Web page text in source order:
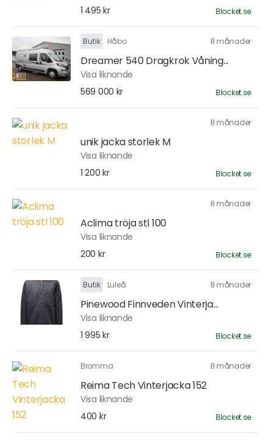
1 495 kr
Blocket.se
Butik Håbo 8 månader
Dreamer 540 Dragkrok Våning...
Visa liknande
569 000 kr
Blocket.se
8 månader
unik jacka storlek M
Visa liknande
1 200 kr
Blocket.se
8 månader
Aclima tröja stl 100
Visa liknande
200 kr
Blocket.se
Butik Luleå 8 månader
Pinewood Finnveden Vinterja...
Visa liknande
1 995 kr
Blocket.se
Bromma 8 månader
Reima Tech Vinterjacka 152
Visa liknande
400 kr
Blocket.se